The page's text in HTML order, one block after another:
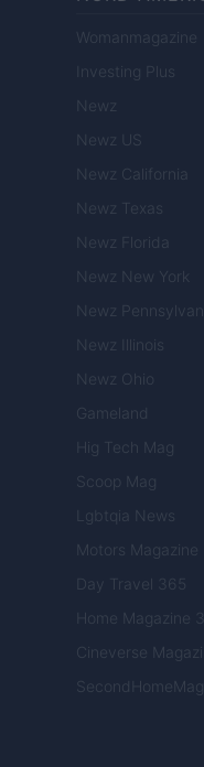
Womanmagazine
Investing Plus
Newz
Newz US
Newz California
Newz Texas
Newz Florida
Newz New York
Newz
Newz Illinois
Newz Ohio
Gameland
Hig Tech Mag
Scoop Mag
Lgbtqia News
Motors Magazine
Day Travel 365
Home Magazine
Cineverse